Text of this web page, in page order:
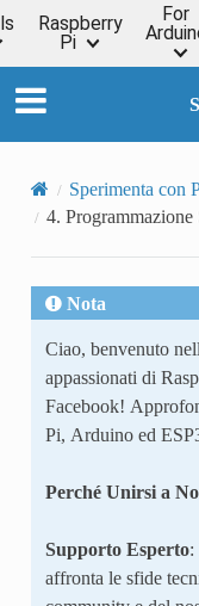
Raspberry
Pi
For
Sperimenta con
4. Programmazione
Nota
Ciao, benvenuto
appassionati di
Facebook!
Pi, Arduino ed
Perché Unirsi a
Supporto Esperto:
affronta le sfide